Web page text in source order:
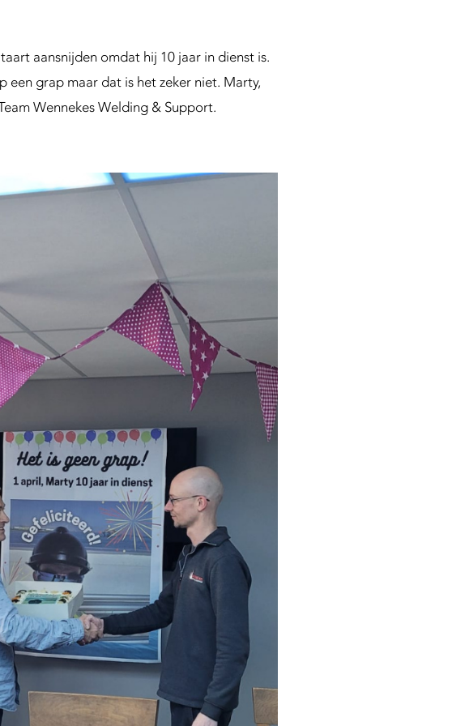
aansnijden omdat hij 10 jaar in dienst is.
grap maar dat is het zeker niet. Marty,
Wennekes Welding & Support.